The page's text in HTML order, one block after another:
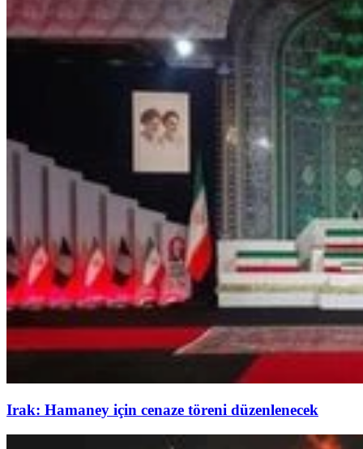
Irak: Hamaney için cenaze töreni düzenlenecek